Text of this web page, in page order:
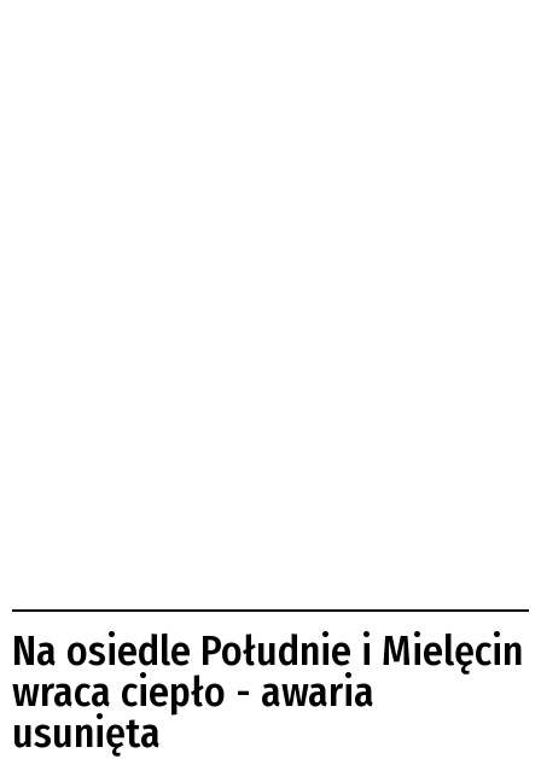
Na osiedle Południe i Mielęcin
wraca ciepło - awaria
usunięta